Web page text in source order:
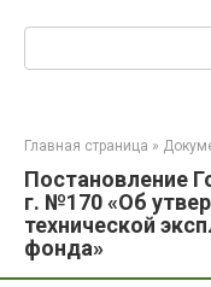
Главная страница »
Постановление
г. №170 «Об
технической
фонда»